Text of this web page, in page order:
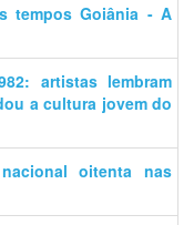
tempos Goiânia - A
artistas lembram
a cultura jovem do
nacional oitenta nas